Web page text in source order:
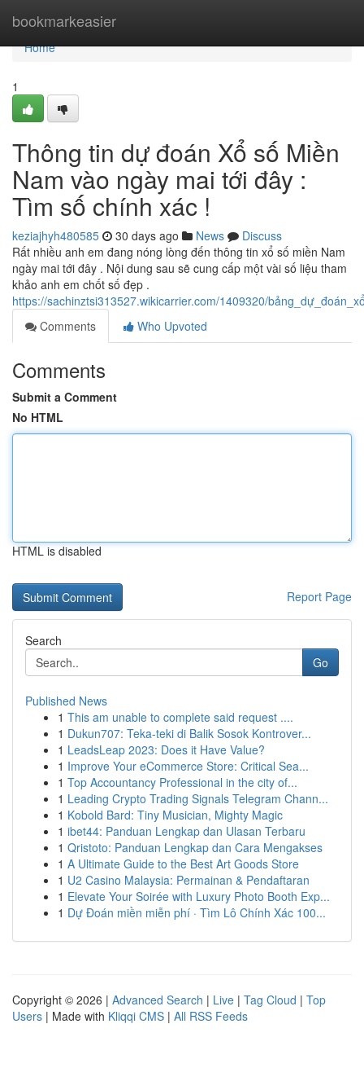
bookmarkeasier
Home
Home
1
Thông tin dự đoán Xổ số Miền
Nam vào ngày mai tới đây :
Tìm số chính xác !
keziajhyh480585 30 days ago News
Discuss
Rất nhiều anh em đang nóng lòng đến thông tin xổ số miền Nam
ngày mai tới đây . Nội dung sau sẽ cung cấp một vài số liệu tham
khảo anh em chốt số đẹp .
https://sachinztsi313527.wikicarrier.com/1409320/
Comments
Who Upvoted
Comments
Submit a Comment
No HTML
HTML is disabled
Report Page
Search
Go
Published News
1 This am unable to complete said request ....
1 Dukun707: Teka-teki di Balik Sosok Kontrover...
1 LeadsLeap 2023: Does it Have Value?
1 Improve Your eCommerce Store: Critical Sea...
1 Top Accountancy Professional in the city of...
1 Leading Crypto Trading Signals Telegram Chann...
1 Kobold Bard: Tiny Musician, Mighty Magic
1 ibet44: Panduan Lengkap dan Ulasan Terbaru
1 Qristoto: Panduan Lengkap dan Cara Mengakses
1 A Ultimate Guide to the Best Art Goods Store
1 U2 Casino Malaysia: Permainan & Pendaftaran
1 Elevate Your Soirée with Luxury Photo Booth Exp...
1 Dự Đoán miền miễn phí · Tìm Lô Chính Xác 100...
Copyright © 2026 | Advanced Search | Live | Tag Cloud | Top
Users | Made with Kliqqi CMS | All RSS Feeds